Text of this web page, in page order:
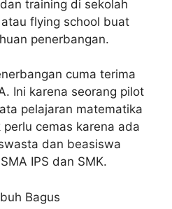
training di sekolah
flying school buat
penerbangan.
cuma terima
Ini karena seorang pilot
pelajaran matematika
cemas karena ada
dan beasiswa
IPS dan SMK.
Bagus